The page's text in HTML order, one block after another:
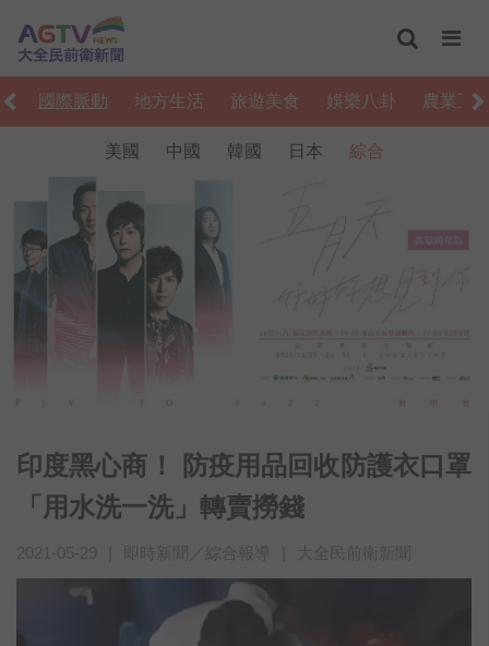
國際脈動 地方生活 旅遊美食 娛樂八卦 農業互
美國 中國 韓國 日本 綜合
印度黑心商！ 防疫用品回收防護衣口罩
「用水洗一洗」轉賣撈錢